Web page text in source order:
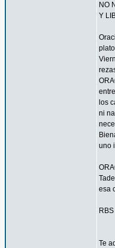
NO
Y
los
ni
uno
esa
RBS
Te